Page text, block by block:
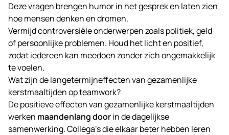
Deze vragen brengen humor in het gesprek en laten zien
hoe mensen denken en dromen.
Vermijd controversiële onderwerpen zoals politiek, geld
of persoonlijke problemen. Houd het licht en positief,
zodat iedereen kan meedoen zonder zich ongemakkelijk
te voelen.
Wat zijn de langetermijneffecten van gezamenlijke
kerstmaaltijden op teamwork?
De positieve effecten van gezamenlijke kerstmaaltijden
werken maandenlang doorin de dagelijkse
samenwerking. Collega’s die elkaar beter hebben leren